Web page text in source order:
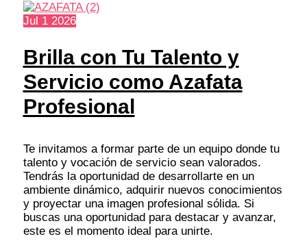
Jul 1 2026
Brilla con Tu Talento y
Servicio como Azafata
Profesional
Te invitamos a formar parte de un equipo donde tu
talento y vocación de servicio sean valorados.
Tendrás la oportunidad de desarrollarte en un
ambiente dinámico, adquirir nuevos conocimientos
y proyectar una imagen profesional sólida. Si
buscas una oportunidad para destacar y avanzar,
este es el momento ideal para unirte.